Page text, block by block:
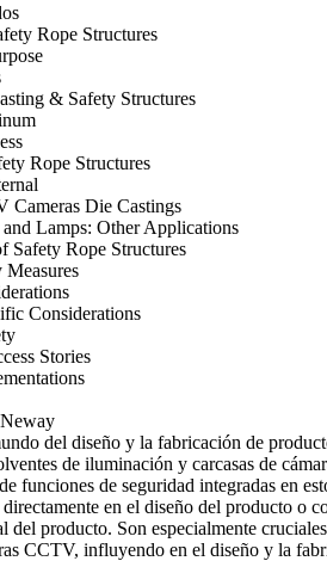
Rope Structures
& Safety Structures
Rope Structures
Cameras Die Castings
Lamps: Other Applications
Safety Rope Structures
Measures
Considerations
Stories
del diseño y la fabricación de
de iluminación y carcasas de
funciones de seguridad integradas en
directamente en el diseño del producto o
del producto. Son especialmente
CCTV, influyendo en el diseño y la